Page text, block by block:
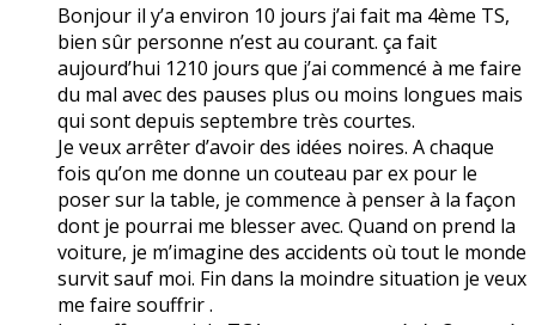
Bonjour il y’a environ 10 jours j’ai fait ma 4ème TS,
bien sûr personne n’est au courant. ça fait
aujourd’hui 1210 jours que j’ai commencé à me faire
du mal avec des pauses plus ou moins longues mais
qui sont depuis septembre très courtes.
Je veux arrêter d’avoir des idées noires. A chaque
fois qu’on me donne un couteau par ex pour le
poser sur la table, je commence à penser à la façon
dont je pourrai me blesser avec. Quand on prend la
voiture, je m’imagine des accidents où tout le monde
survit sauf moi. Fin dans la moindre situation je veux
me faire souffrir .